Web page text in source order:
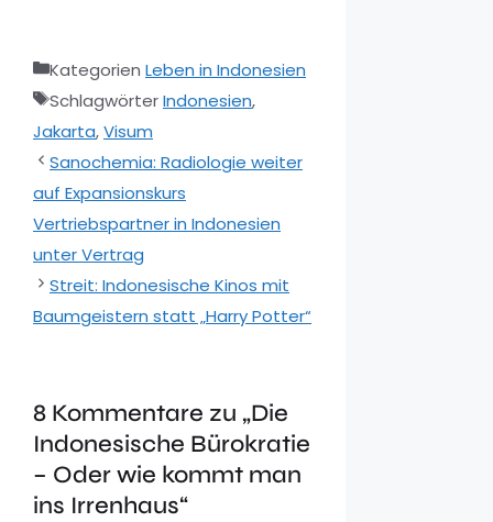
Kategorien Leben in Indonesien
SchlagwörterIndonesien,
Jakarta,Visum
Sanochemia: Radiologie weiter
auf Expansionskurs
Vertriebspartner in Indonesien
unter Vertrag
Streit: Indonesische Kinos mit
Baumgeistern statt „Harry Potter“
8 Kommentare zu „Die
Indonesische Bürokratie
– Oder wie kommt man
ins Irrenhaus“